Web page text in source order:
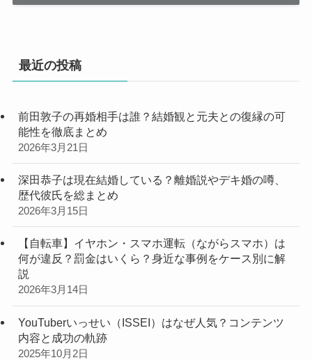
最近の投稿
前田敦子の再婚相手は誰？結婚観と元夫との復縁の可
能性を徹底まとめ
2026年3月21日
深田恭子は現在結婚している？離婚説やデキ婚の噂、
歴代彼氏を総まとめ
2026年3月15日
【自転車】イヤホン・スマホ運転（ながらスマホ）は
何が違反？罰金はいくら？身近な事例をケース別に解
説
2026年3月14日
YouTuberいっせい（ISSEI）はなぜ人気？コンテンツ
内容と成功の軌跡
2025年10月2日